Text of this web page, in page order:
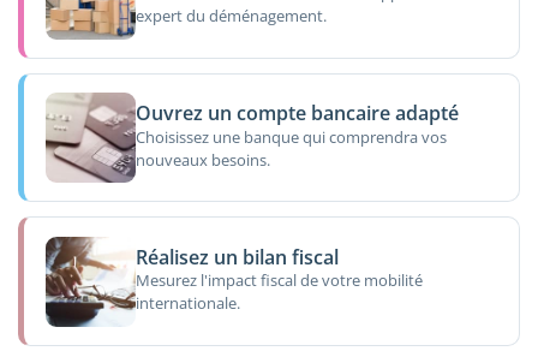
expert du déménagement.
Ouvrez un compte bancaire adapté
Choisissez une banque qui comprendra vos
nouveaux besoins.
Réalisez un bilan fiscal
Mesurez l'impact fiscal de votre mobilité
internationale.